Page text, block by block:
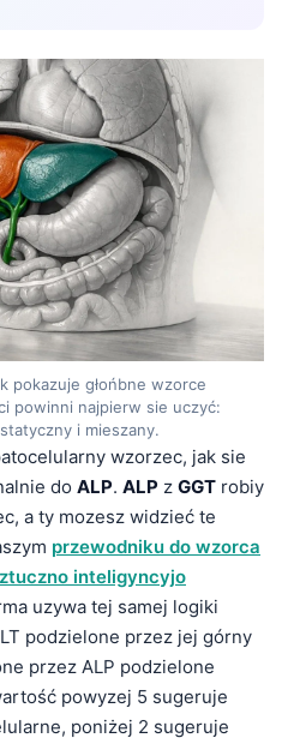
pokazuje głońbne wzorce
powinni najpierw sie uczyć:
i mieszany.
wzorzec, jak sie
do ALP. ALP z GGT robiy
a ty mozesz widzieć te
przewodniku do wzorca
inteligyncyjo
uzywa tej samej logiki
podzielone przez jej górny
przez ALP podzielone
powyzej 5 sugeruje
poniżej 2 sugeruje